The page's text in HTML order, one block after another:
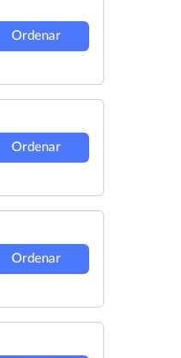
Ordenar
Ordenar
Ordenar